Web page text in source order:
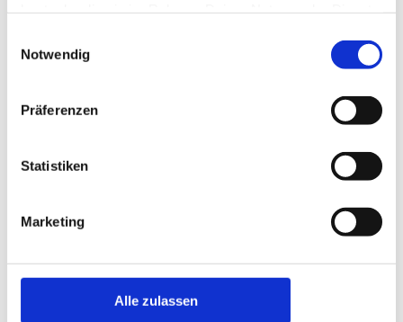
Notwendig
Präferenzen
Statistiken
Marketing
Alle zulassen
muss. Eine prima Strecke, um im Frühjahr wandernd die
Ende des Regstrupvej.
Ferienhäuser in der Nähe *